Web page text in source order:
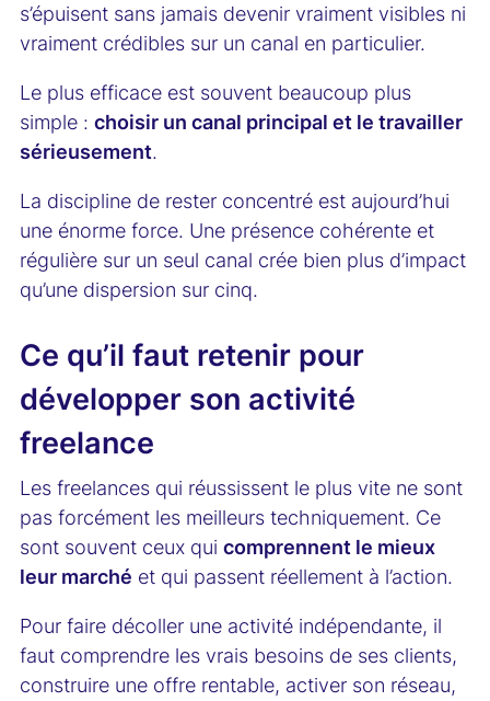
s’épuisent sans jamais devenir vraiment visibles ni
vraiment crédibles sur un canal en particulier.
Le plus efficace est souvent beaucoup plus
simple : choisir un canal principal et le travailler
sérieusement.
La discipline de rester concentré est aujourd’hui
une énorme force. Une présence cohérente et
régulière sur un seul canal crée bien plus d’impact
qu’une dispersion sur cinq.
Ce qu’il faut retenir pour
développer son activité
freelance
Les freelances qui réussissent le plus vite ne sont
pas forcément les meilleurs techniquement. Ce
sont souvent ceux qui comprennent le mieux
leur marché et qui passent réellement à l’action.
Pour faire décoller une activité indépendante, il
faut comprendre les vrais besoins de ses clients,
construire une offre rentable, activer son réseau,